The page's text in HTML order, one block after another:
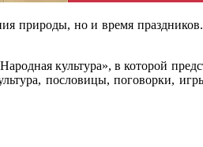
природы, но и время
культура», в которой
пословицы, поговорки,